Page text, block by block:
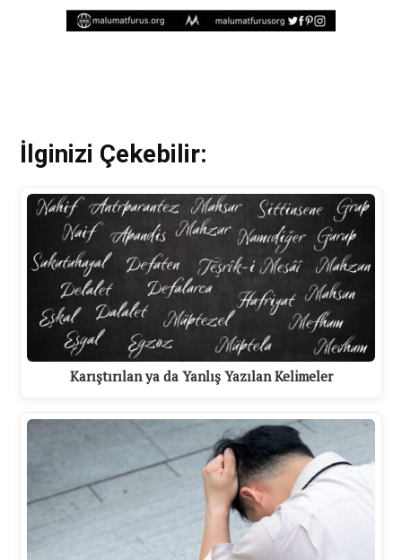
İlginizi Çekebilir:
Karıştırılan ya da Yanlış Yazılan Kelimeler